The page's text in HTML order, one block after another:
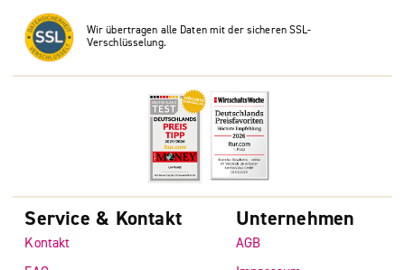
Wir übertragen alle Daten mit der sicheren SSL-
Verschlüsselung.
Service & Kontakt
Kontakt
Unternehmen
AGB